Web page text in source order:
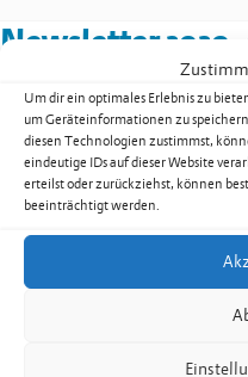
Um dir ein optimales Erlebnis zu
um Geräteinformationen zu
diesen Technologien zustimmst,
eindeutige IDs auf dieser Website
erteilst oder zurückziehst, können
beeinträchtigt werden.
Newsletter 2020-
Newsletter 2020-07, 15. Juni
Zur Übersicht der
Gemeinde Eschen-Nendeln
St. Martins-Ring 2, 9492
Festnetz+423 377 50 10,